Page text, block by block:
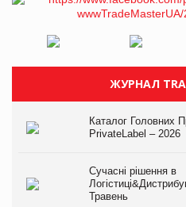
ЖУРНАЛ
Каталог Головних
PrivateLabel – 2026
Сучасні рішення в
Травень